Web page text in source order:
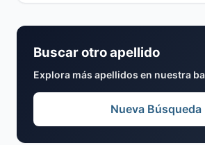
Buscar otro apellido
Explora más apellidos en nuestra
Nueva Búsqueda